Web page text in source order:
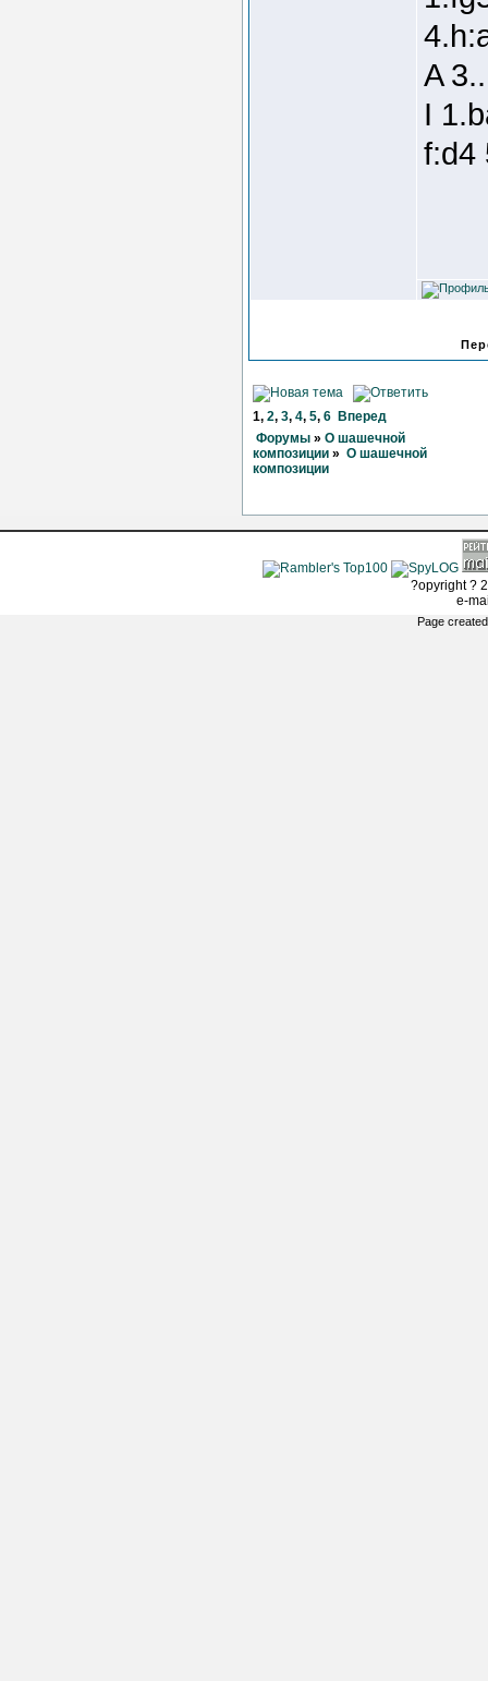
A
I
f:d4
1, 2, 3, 4, 5, 6 Вперед
Форумы » О шашечной
композиции » О шашечной
композиции
?opyright ?
e-
Page